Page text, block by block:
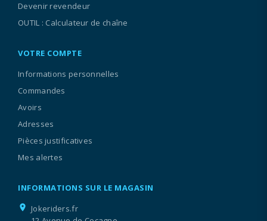
Devenir revendeur
OUTIL : Calculateur de chaîne
VOTRE COMPTE
Informations personnelles
Commandes
Avoirs
Adresses
Pièces justificatives
Mes alertes
INFORMATIONS SUR LE MAGASIN
location_on
Jokeriders.fr